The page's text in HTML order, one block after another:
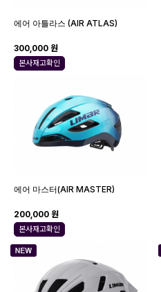
에어 아틀라스 (AIR ATLAS)
300,000 원
본사재고확인
에어 마스터(AIR MASTER)
200,000 원
본사재고확인